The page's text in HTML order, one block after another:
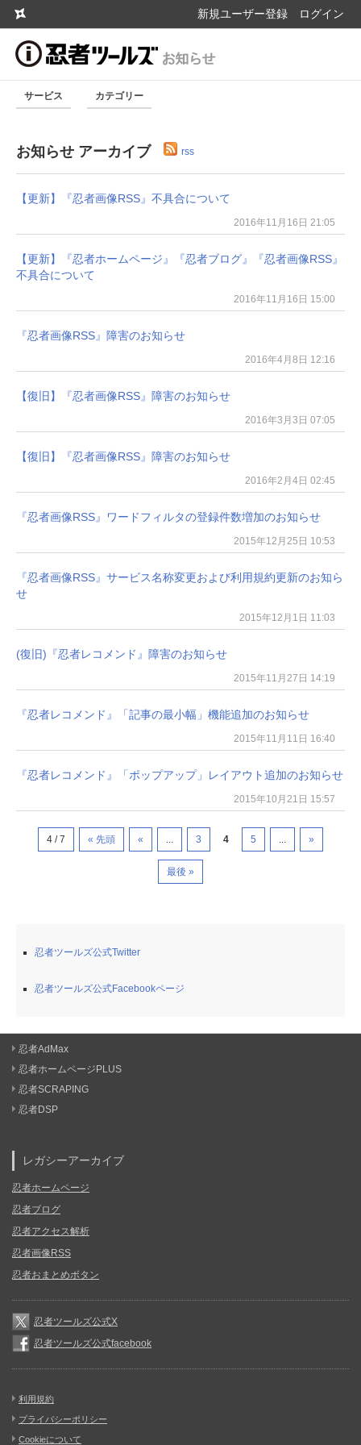
新規ユーザー登録 ログイン
サービス カテゴリー
お知らせ アーカイブ rss
【更新】『忍者画像RSS』不具合について
2016年11月16日 21:05
【更新】『忍者ホームページ』『忍者ブログ』『忍者画像RSS』
不具合について
2016年11月16日 15:00
『忍者画像RSS』障害のお知らせ
2016年4月8日 12:16
【復旧】『忍者画像RSS』障害のお知らせ
2016年3月3日 07:05
【復旧】『忍者画像RSS』障害のお知らせ
2016年2月4日 02:45
『忍者画像RSS』ワードフィルタの登録件数増加のお知らせ
2015年12月25日 10:53
『忍者画像RSS』サービス名称変更および利用規約更新のお知ら
せ
2015年12月1日 11:03
(復旧)『忍者レコメンド』障害のお知らせ
2015年11月27日 14:19
『忍者レコメンド』「記事の最小幅」機能追加のお知らせ
2015年11月11日 16:40
『忍者レコメンド』「ポップアップ」レイアウト追加のお知らせ
2015年10月21日 15:57
4 / 7 « 先頭 « ... 3 4 5 ... »
最後 »
忍者ツールズ公式Twitter
忍者ツールズ公式Facebookページ
忍者AdMax
忍者ホームページPLUS
忍者SCRAPING
忍者DSP
レガシーアーカイブ
忍者ホームページ
忍者ブログ
忍者アクセス解析
忍者画像RSS
忍者おまとめボタン
忍者ツールズ公式X
忍者ツールズ公式facebook
利用規約
プライバシーポリシー
Cookieについて